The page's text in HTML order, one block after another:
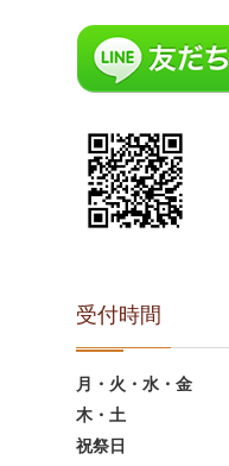
受付時間
月・火・水・金
木・土
祝祭日